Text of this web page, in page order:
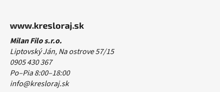
www.kresloraj.sk
Milan Filo s.r.o.
Liptovský Ján, Na ostrove 57/15
0905 430 367
Po–Pia 8:00–18:00
info@kresloraj.sk